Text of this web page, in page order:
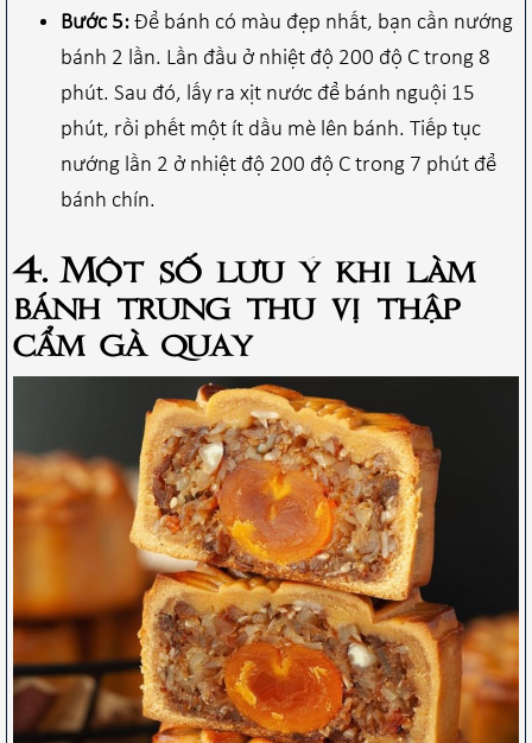
Bước 5: Để bánh có màu đẹp nhất, bạn cần nướng
bánh 2 lần. Lần đầu ở nhiệt độ 200 độ C trong 8
phút. Sau đó, lấy ra xịt nước để bánh nguội 15
phút, rồi phết một ít dầu mè lên bánh. Tiếp tục
nướng lần 2 ở nhiệt độ 200 độ C trong 7 phút để
bánh chín.
4. Một số lưu ý khi làm
bánh trung thu vị thập
cẩm gà quay